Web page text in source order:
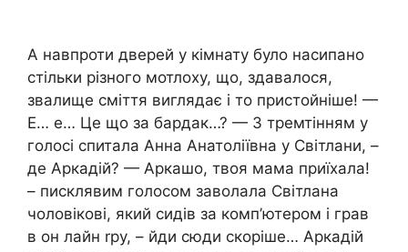
А навпроти дверей у кімнату було насипано
стільки різного мотлоху, що, здавалося,
звалище сміття виглядає і то пристойніше! —
Е… е… Це що за бардак…? — З тремтінням у
голосі спитала Анна Анатоліївна у Світлани, –
де Аркадій? — Аркашо, твоя мама приїхала!
– писклявим голосом заволала Світлана
чоловікові, який сидів за комп’ютером і грав
в он лайн rру, – йди сюди скоріше… Аркадій